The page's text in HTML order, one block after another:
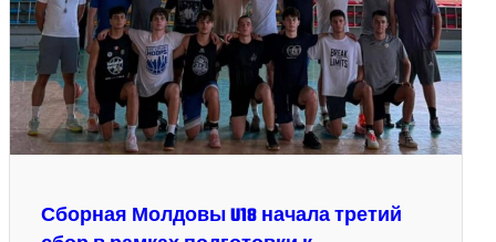
Сборная Молдовы U18 начала третий